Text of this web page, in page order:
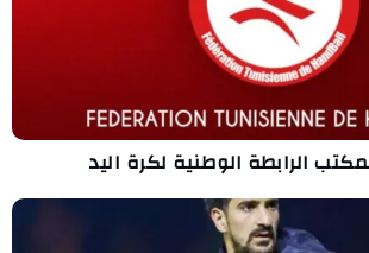
الرابطة الوطنية لكرة اليد